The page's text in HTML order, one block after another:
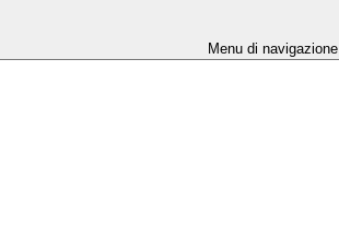
Menu di navigazione